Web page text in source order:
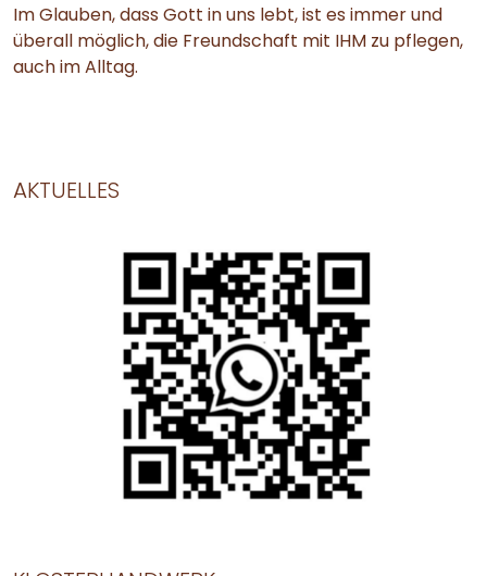
Im Glauben, dass Gott in uns lebt, ist es immer und
überall möglich, die Freundschaft mit IHM zu pflegen,
auch im Alltag.
AKTUELLES